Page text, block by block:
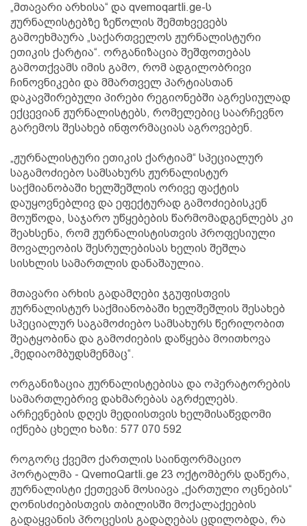
„მთავარი არხისა“ და qvemoqartli.ge-ს
ჟურნალისტებზე ზეწოლის შემთხვევებს
გამოეხმაურა „საქართველოს ჟურნალისტური
ეთიკის ქარტია“. ორგანიზაცია შეშფოთებას
გამოთქვამს იმის გამო, რომ ადგილობრივი
ჩინოვნიკები და მმართველ პარტიასთან
დაკავშირებული პირები რეგიონებში აგრესიულად
ექცევიან ჟურნალისტებს, რომელებიც საარჩევნო
გარემოს შესახებ ინფორმაციას აგროვებენ.
„ჟურნალისტური ეთიკის ქარტიამ“ სპეციალურ
საგამოძიებო სამსახურს ჟურნალისტურ
საქმიანობაში ხელშეშლის ორივე ფაქტის
დაუყოვნებლივ და ეფექტურად გამოძიებისკენ
მოუწოდა, საჯარო უწყებების წარმომადგენლებს კი
შეახსენა, რომ ჟურნალისტისთვის პროფესიული
მოვალეობის შესრულებისას ხელის შეშლა
სისხლის სამართლის დანაშაულია.
მთავარი არხის გადამღები ჯგუფისთვის
ჟურნალისტურ საქმიანობაში ხელშეშლის შესახებ
სპეციალურ საგამოძიებო სამსახურს წერილობით
შეატყობინა და გამოძიების დაწყება მოითხოვა
„მედიაომბუდსმენმაც“.
ორგანიზაცია ჟურნალისტებისა და ოპერატორების
სამართლებრივ დახმარებას აგრძელებს.
არჩევნების დღეს მედიისთვის ხელმისაწვდომი
იქნება ცხელი ხაზი: 577 070 592
როგორც ქვემო ქართლის საინფორმაციო
პორტალმა - QvemoQartli.ge 23 ოქტომბერს დაწერა,
ჟურნალისტი ქეთევან მოსიავა „ქართული ოცნების“
ღონისძიებისთვის თბილისში მოქალაქეების
გადაყვანის პროცესის გადაღებას ცდილობდა, რა